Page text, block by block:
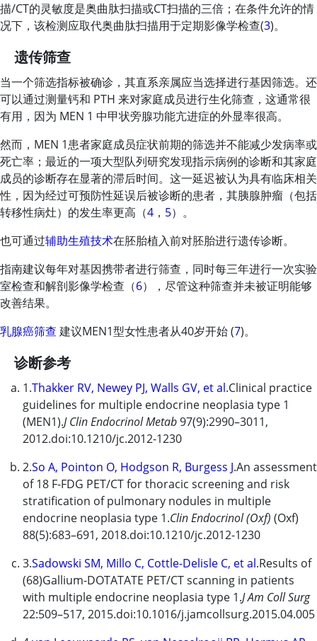
描/CT的灵敏度是奥曲肽扫描或CT扫描的三倍；在条件允许的情
况下，该检测应取代奥曲肽扫描用于定期影像学检查(3)。
遗传筛查
当一个筛选指标被确诊，其直系亲属应当选择进行基因筛选。还
可以通过测量钙和 PTH 来对家庭成员进行生化筛查，这通常很
有用，因为 MEN 1 中甲状旁腺功能亢进症的外显率很高。
然而，MEN 1患者家庭成员症状前期的筛选并不能减少发病率或
死亡率；最近的一项大型队列研究发现指示病例的诊断和其家庭
成员的诊断存在显著的滞后时间。这一延迟被认为具有临床相关
性，因为经过可预防性延误后被诊断的患者，其胰腺肿瘤（包括
转移性病灶）的发生率更高（4 ， 5）。
也可通过辅助生殖技术在胚胎植入前对胚胎进行遗传诊断。
指南建议每年对基因携带者进行筛查，同时每三年进行一次实验
室检查和解剖影像学检查（6），尽管这种筛查并未被证明能够
改善结果。
乳腺癌筛查 建议MEN1型女性患者从40岁开始 (7)。
诊断参考
1.Thakker RV, Newey PJ, Walls GV, et al.Clinical practice
guidelines for multiple endocrine neoplasia type 1
(MEN1).J Clin Endocrinol Metab97(9):2990–3011,
2012.doi:10.1210/jc.2012-1230
2.So A, Pointon O, Hodgson R, Burgess J.An assessment
of 18 F-FDG PET/CT for thoracic screening and risk
stratification of pulmonary nodules in multiple
endocrine neoplasia type 1.Clin Endocrinol (Oxf) (Oxf)
88(5):683–691, 2018.doi:10.1210/jc.2012-1230
3.Sadowski SM, Millo C, Cottle-Delisle C, et al.Results of
(68)Gallium-DOTATATE PET/CT scanning in patients
with multiple endocrine neoplasia type 1.J Am Coll Surg
22:509–517, 2015.doi:10.1016/j.jamcollsurg.2015.04.005